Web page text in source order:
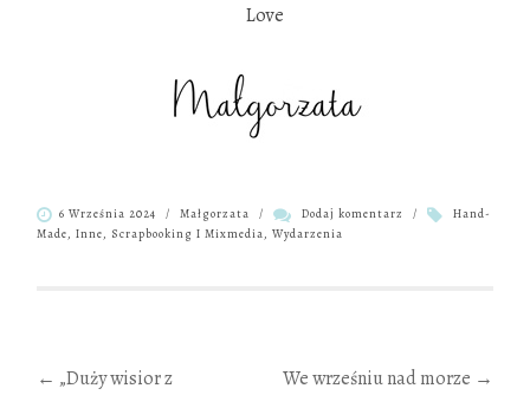
Love
6 Września 2024 / Małgorzata / Dodaj komentarz /
Hand-
Made,Inne, Scrapbooking I Mixmedia,Wydarzenia
Zobacz
← „Duży wisior z
We wrześniu nad morze →